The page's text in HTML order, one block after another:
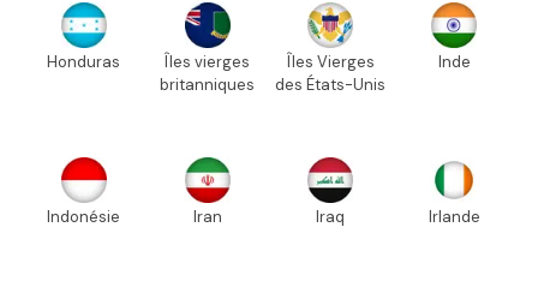
Honduras
Îles vierges
britanniques
Îles Vierges
des États-Unis
Inde
Indonésie Iran Iraq Irlande